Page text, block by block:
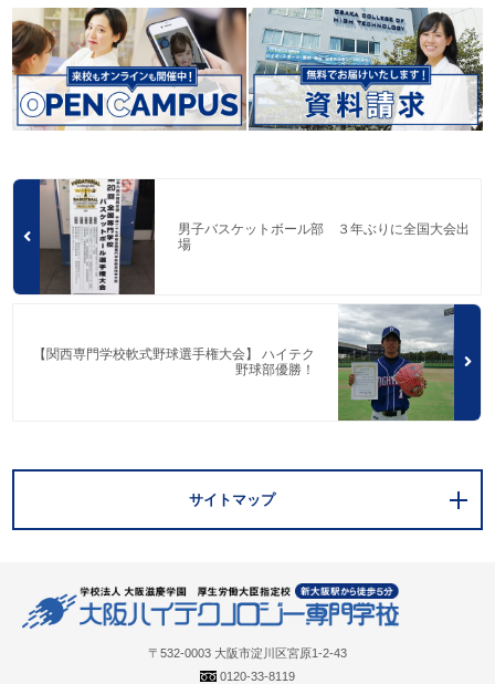
男子バスケットボール部 ３年ぶりに全国大会出
場
【関西専門学校軟式野球選手権大会】 ハイテク
野球部優勝！
サイトマップ
〒532-0003 大阪市淀川区宮原1-2-43
0120-33-8119